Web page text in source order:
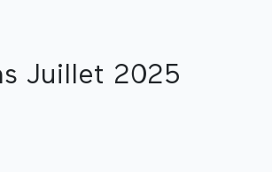
Juillet 2025